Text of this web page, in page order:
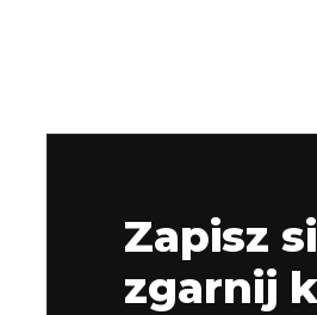
Zapisz
zgarnij